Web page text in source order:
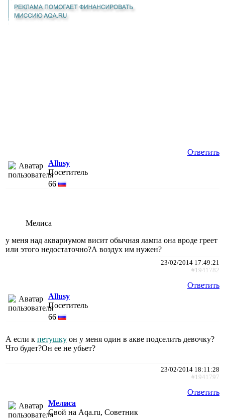
Ответить
Allusy
Посетитель
66
Мелиса
у меня над аквариумом висит обычная лампа она вроде греет
или этого недостаточно?А воздух им нужен?
23/02/2014 17:49:21
#1941782
Ответить
Allusy
Посетитель
66
А если к петушку он у меня один в акве подселить девочку?
Что будет?Он ее не убьет?
23/02/2014 18:11:28
#1941797
Ответить
Мелиса
Свой на Aqa.ru, Советник